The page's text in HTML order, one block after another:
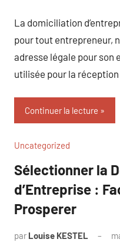
La domiciliation
pour tout entrepreneur,
adresse légale pour son
utilisée pour la
Continuer la lecture
Uncategorized
Sélectionner la
d’Entreprise :
Prosperer
par Louise KESTEL